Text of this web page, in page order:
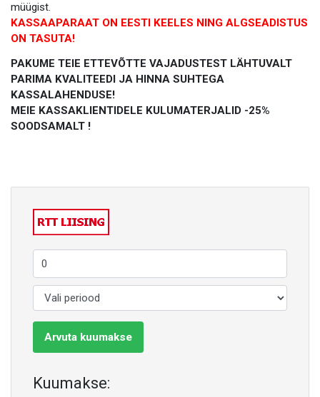
müügist.
KASSAAPARAAT ON EESTI KEELES NING ALGSEADISTUS
ON TASUTA!
PAKUME TEIE ETTEVÕTTE VAJADUSTEST LÄHTUVALT
PARIMA KVALITEEDI JA HINNA SUHTEGA
KASSALAHENDUSE!
MEIE KASSAKLIENTIDELE KULUMATERJALID -25%
SOODSAMALT !
Arvuta kuumakse
Kuumakse: